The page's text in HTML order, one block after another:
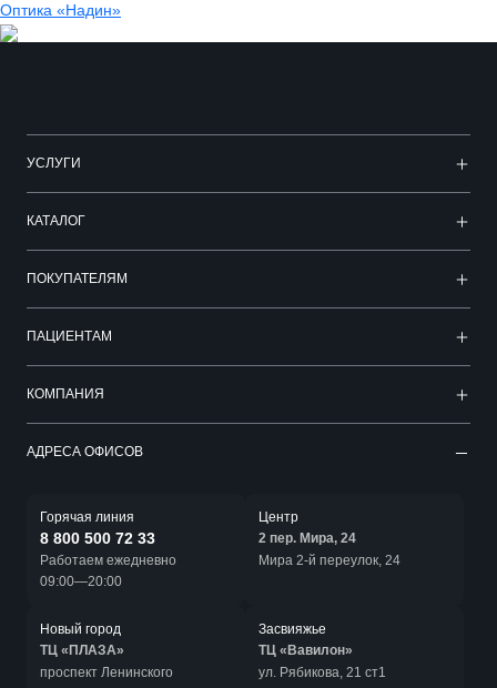
Оптика «Надин»
УСЛУГИ
КАТАЛОГ
ПОКУПАТЕЛЯМ
ПАЦИЕНТАМ
КОМПАНИЯ
АДРЕСА ОФИСОВ
Горячая линия
8 800 500 72 33
Работаем ежедневно
09:00—20:00
Центр
2 пер. Мира, 24
Мира 2-й переулок, 24
Новый город
ТЦ «ПЛАЗА»
проспект Ленинского
Засвияжье
ТЦ «Вавилон»
ул. Рябикова, 21 ст1